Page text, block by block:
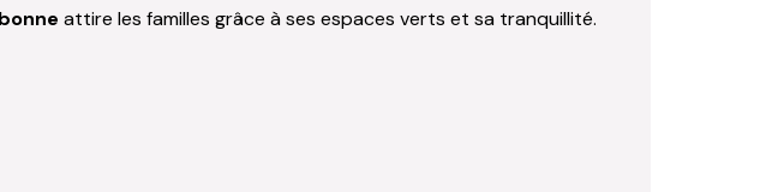
attire les familles grâce à ses espaces verts et sa tranquillité.